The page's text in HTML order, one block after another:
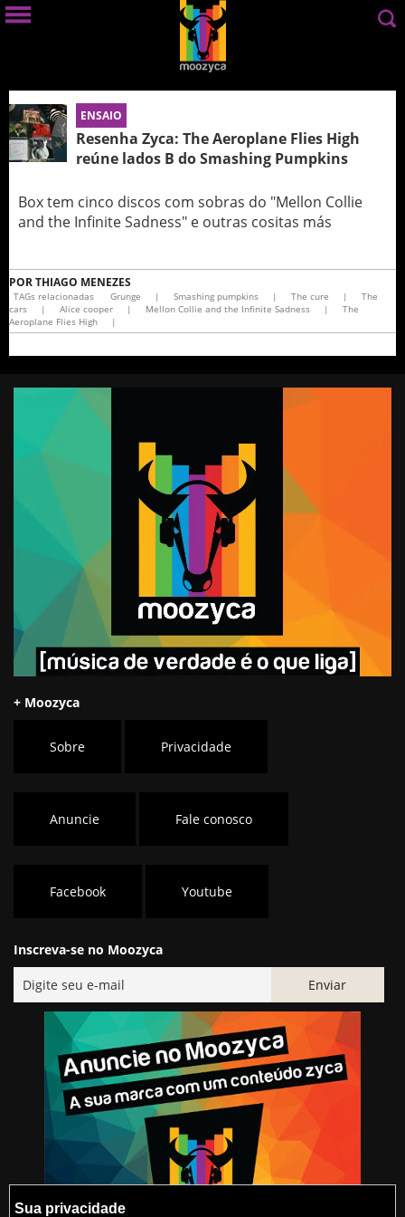
ENSAIO
Resenha Zyca: The Aeroplane Flies High
reúne lados B do Smashing Pumpkins
Box tem cinco discos com sobras do "Mellon Collie
and the Infinite Sadness" e outras cositas más
PORTHIAGO MENEZES
TAGs relacionadas Grunge | Smashing pumpkins | The cure |
The
cars
| Alice cooper | Mellon Collie and the Infinite Sadness |
The
Aeroplane Flies High
|
+ Moozyca
Sobre Privacidade
Anuncie Fale conosco
Facebook Youtube
Inscreva-se no Moozyca
Sua privacidade